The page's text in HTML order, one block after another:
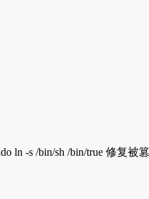
ln -s /bin/sh /bin/true 修复被篡